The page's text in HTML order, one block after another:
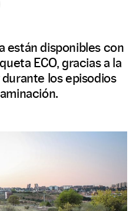
están disponibles con
ECO, gracias a la
los episodios